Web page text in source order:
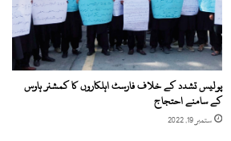
پولیس تشدد کے خلاف فارسٹ اہلکاروں کا کمشنر ہاوس
کے سامنے احتجاج
ستمبر 19, 2022